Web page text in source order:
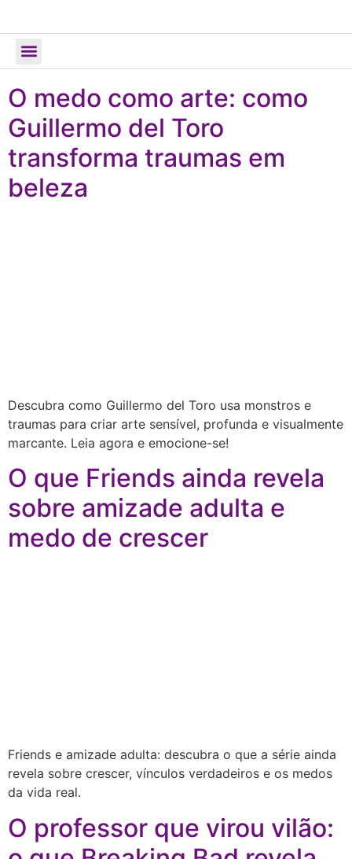
O medo como arte: como
Guillermo del Toro
transforma traumas em
beleza
Descubra como Guillermo del Toro usa monstros e
traumas para criar arte sensível, profunda e visualmente
marcante. Leia agora e emocione-se!
O que Friends ainda revela
sobre amizade adulta e
medo de crescer
Friends e amizade adulta: descubra o que a série ainda
revela sobre crescer, vínculos verdadeiros e os medos
da vida real.
O professor que virou vilão: